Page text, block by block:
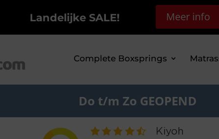
Landelijke SALE! Meer info
Complete Boxsprings
Do t/m Zo GEOPEND